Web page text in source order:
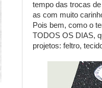
tempo das trocas
as com muito
Pois bem, como o
TODOS OS DIAS,
projetos: feltro,